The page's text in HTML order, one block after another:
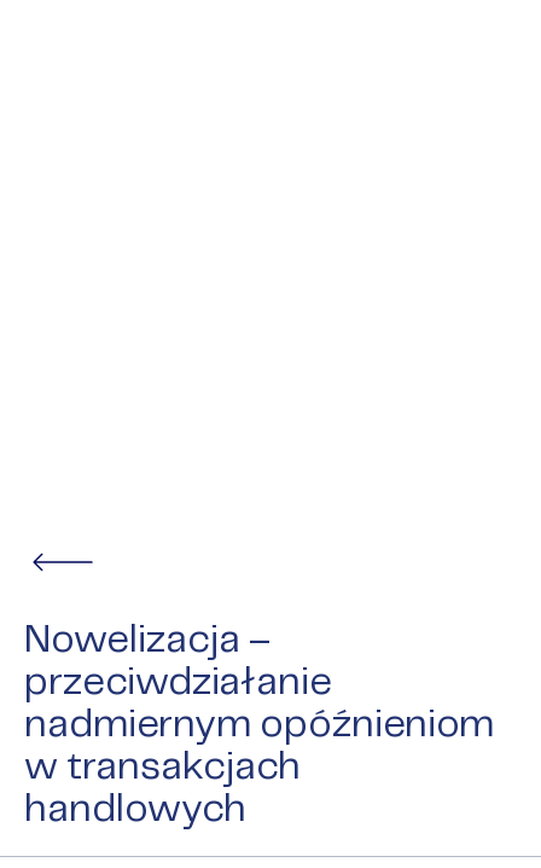
Nowelizacja –
przeciwdziałanie
nadmiernym opóźnieniom
w transakcjach
handlowych